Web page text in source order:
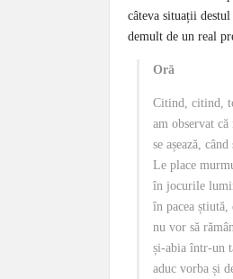
câteva situații
demult de un real
Oră
Citind, citind,
am observat
se așează,
Le place
în jocurile
în pacea
nu vor să
și-abia într-un
aduc vorba și